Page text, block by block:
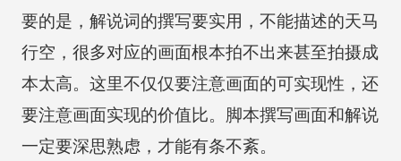
要的是，解说词的撰写要实用，不能描述的天马
行空，很多对应的画面根本拍不出来甚至拍摄成
本太高。这里不仅仅要注意画面的可实现性，还
要注意画面实现的价值比。脚本撰写画面和解说
一定要深思熟虑，才能有条不紊。